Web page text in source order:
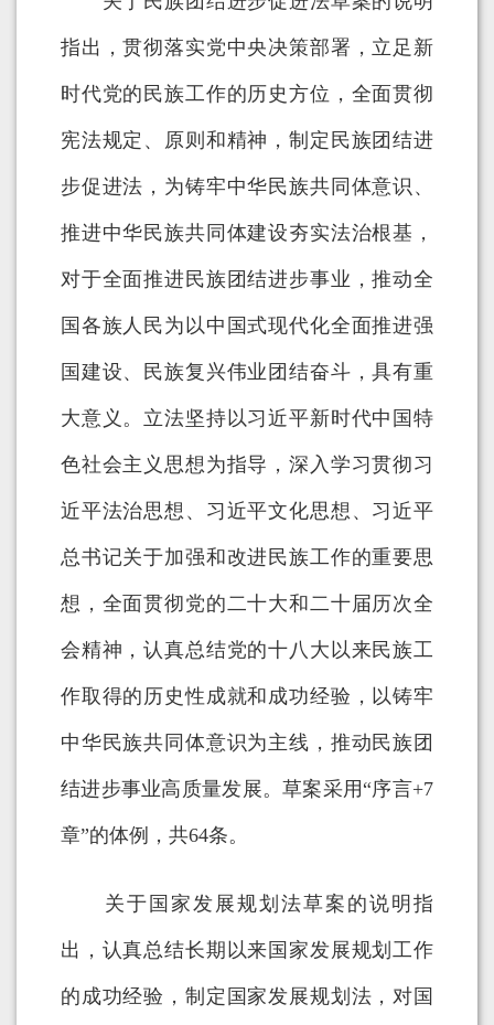
指出，贯彻落实党中央决策部署，立足新
时代党的民族工作的历史方位，全面贯彻
宪法规定、原则和精神，制定民族团结进
步促进法，为铸牢中华民族共同体意识、
推进中华民族共同体建设夯实法治根基，
对于全面推进民族团结进步事业，推动全
国各族人民为以中国式现代化全面推进强
国建设、民族复兴伟业团结奋斗，具有重
大意义。立法坚持以习近平新时代中国特
色社会主义思想为指导，深入学习贯彻习
近平法治思想、习近平文化思想、习近平
总书记关于加强和改进民族工作的重要思
想，全面贯彻党的二十大和二十届历次全
会精神，认真总结党的十八大以来民族工
作取得的历史性成就和成功经验，以铸牢
中华民族共同体意识为主线，推动民族团
结进步事业高质量发展。草案采用“序言+7
章”的体例，共64条。
关于国家发展规划法草案的说明指
出，认真总结长期以来国家发展规划工作
的成功经验，制定国家发展规划法，对国